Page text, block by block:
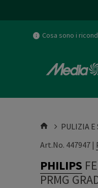
Cosa sono i
PULIZIA E
Art.No. 447947 |
PHILIPS
PRMG